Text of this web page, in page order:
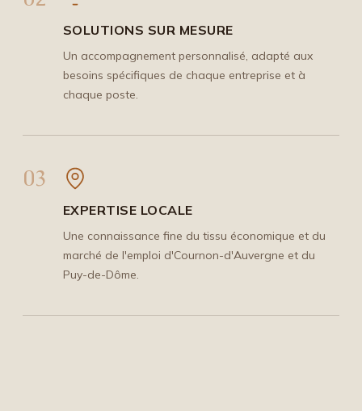
SOLUTIONS SUR MESURE
Un accompagnement personnalisé, adapté aux
besoins spécifiques de chaque entreprise et à
chaque poste.
03
EXPERTISE LOCALE
Une connaissance fine du tissu économique et du
marché de l'emploi d'Cournon-d'Auvergne et du
Puy-de-Dôme.